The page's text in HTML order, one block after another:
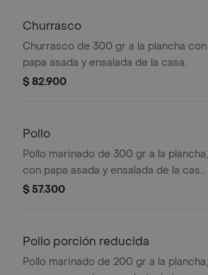
Churrasco
Churrasco de 300 gr a la plancha con
papa asada y ensalada de la casa.
$ 82.900
Pollo
Pollo marinado de 300 gr a la plancha,
con papa asada y ensalada de la casa,
término único.
$ 57.300
Pollo porción reducida
Pollo marinado de 200 gr a la plancha,